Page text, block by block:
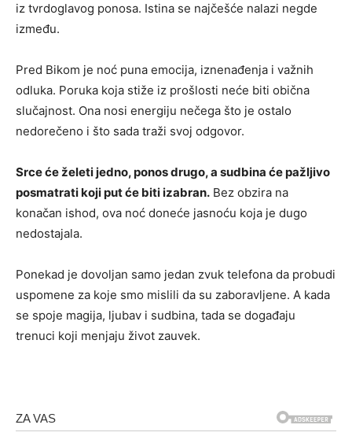
iz tvrdoglavog ponosa. Istina se najčešće nalazi negde
između.
Pred Bikom je noć puna emocija, iznenađenja i važnih
odluka. Poruka koja stiže iz prošlosti neće biti obična
slučajnost. Ona nosi energiju nečega što je ostalo
nedorečeno i što sada traži svoj odgovor.
Srce će želeti jedno, ponos drugo, a sudbina će pažljivo
posmatrati koji put će biti izabran. Bez obzira na
konačan ishod, ova noć doneće jasnoću koja je dugo
nedostajala.
Ponekad je dovoljan samo jedan zvuk telefona da probudi
uspomene za koje smo mislili da su zaboravljene. A kada
se spoje magija, ljubav i sudbina, tada se događaju
trenuci koji menjaju život zauvek.